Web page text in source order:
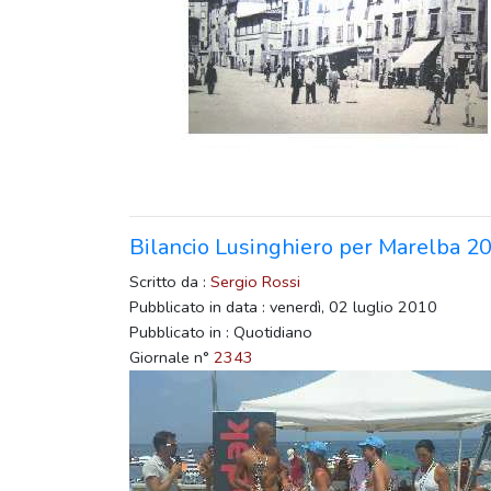
Bilancio Lusinghiero per Marelba
Scritto da : Sergio Rossi
Pubblicato in data : venerdì, 02 luglio 2010
Pubblicato in : Quotidiano
Giornale n° 2343